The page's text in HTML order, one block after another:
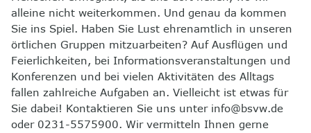
alleine nicht weiterkommen. Und genau da kommen
Sie ins Spiel. Haben Sie Lust ehrenamtlich in unseren
örtlichen Gruppen mitzuarbeiten? Auf Ausflügen und
Feierlichkeiten, bei Informationsveranstaltungen und
Konferenzen und bei vielen Aktivitäten des Alltags
fallen zahlreiche Aufgaben an. Vielleicht ist etwas für
Sie dabei! Kontaktieren Sie uns unter info@bsvw.de
oder 0231-5575900. Wir vermitteln Ihnen gerne